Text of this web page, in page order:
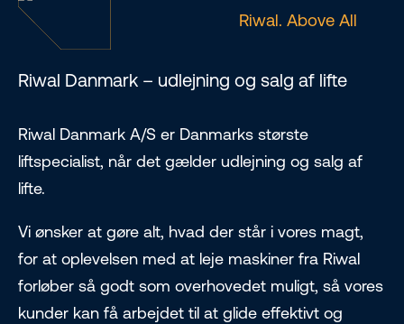
Riwal. Above All
Riwal Danmark – udlejning og salg af lifte
Riwal Danmark A/S er Danmarks største
liftspecialist, når det gælder udlejning og salg af
lifte.
Vi ønsker at gøre alt, hvad der står i vores magt,
for at oplevelsen med at leje maskiner fra Riwal
forløber så godt som overhovedet muligt, så vores
kunder kan få arbejdet til at glide effektivt og